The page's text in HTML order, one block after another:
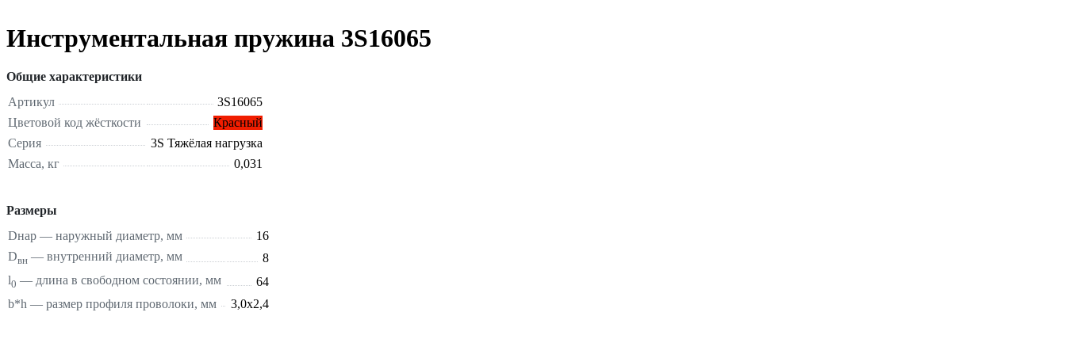
Инструментальная пружина 3S16065
Общие характеристики
Артикул
3S16065
Цветовой код жёсткости
Красный
Серия
3S Тяжёлая нагрузка
Масса, кг
0,031
Размеры
Dнар — наружный диаметр, мм
16
Dвн — внутренний диаметр, мм
8
l0 — длина в свободном состоянии, мм
64
b*h — размер профиля проволоки, мм
3,0х2,4